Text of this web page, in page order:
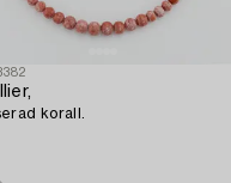
korall.